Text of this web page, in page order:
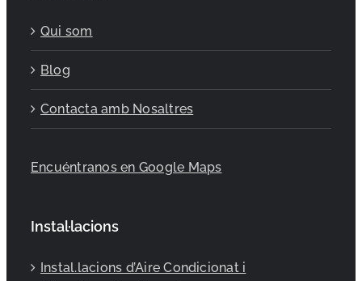
Qui som
Blog
Contacta amb Nosaltres
Encuéntranos en Google Maps
Instal·lacions
Instal.lacions d’Aire Condicionat i